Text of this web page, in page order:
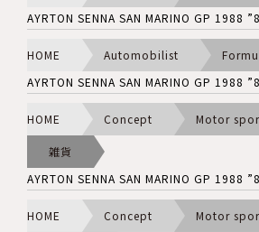
AYRTON SENNA SAN MARINO GP 1988
HOME Automobilist
AYRTON SENNA SAN MARINO GP 1988
HOME Concept Motor
雑貨
AYRTON SENNA SAN MARINO GP 1988
HOME Concept Motor